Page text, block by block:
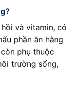
và vitamin, có
phần ăn hằng
phụ thuộc
trường sống,